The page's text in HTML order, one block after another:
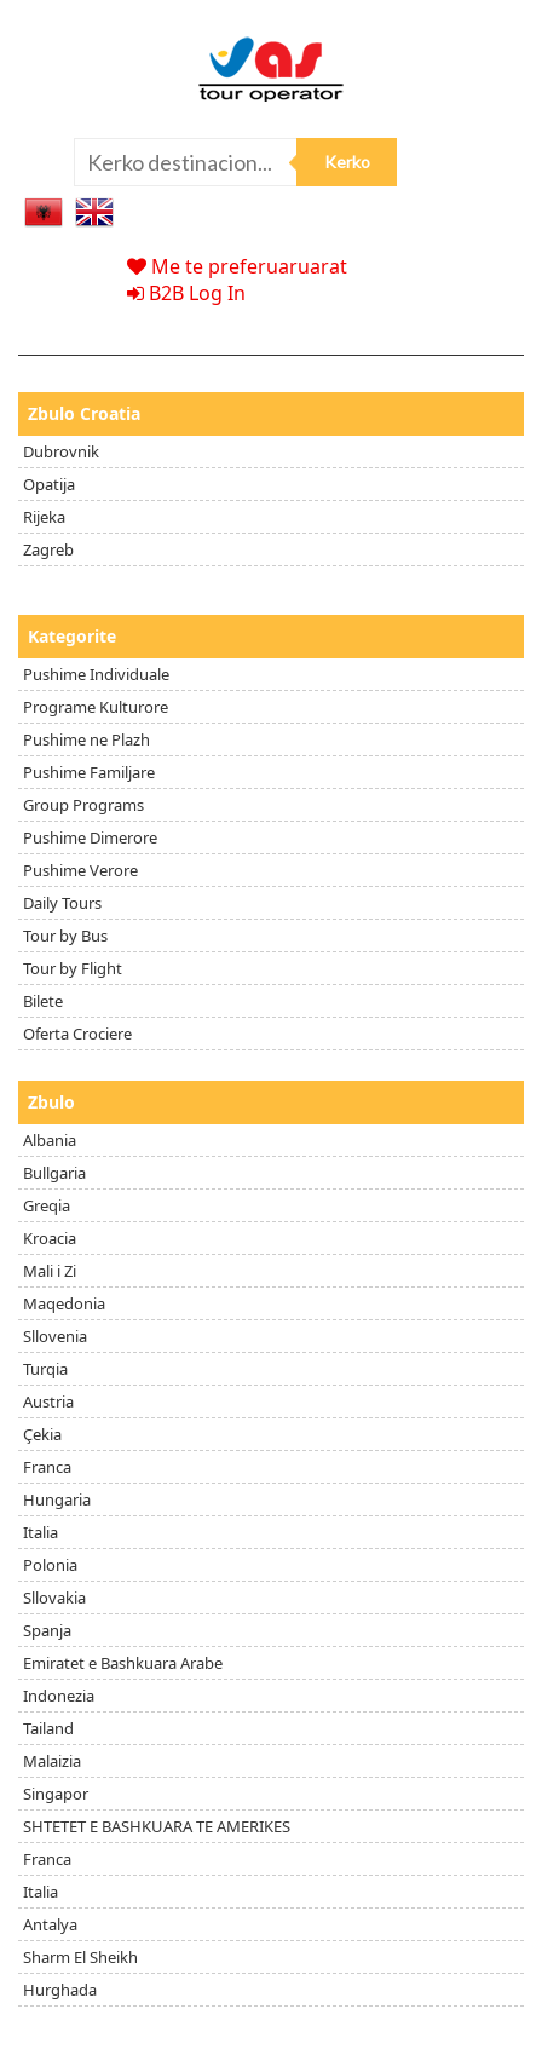
Me te preferuaruarat
B2B Log In
Zbulo Croatia
Dubrovnik
Opatija
Rijeka
Zagreb
Kategorite
Pushime Individuale
Programe Kulturore
Pushime ne Plazh
Pushime Familjare
Group Programs
Pushime Dimerore
Pushime Verore
Daily Tours
Tour by Bus
Tour by Flight
Bilete
Oferta Crociere
Zbulo
Albania
Bullgaria
Greqia
Kroacia
Mali i Zi
Maqedonia
Sllovenia
Turqia
Austria
Çekia
Franca
Hungaria
Italia
Polonia
Sllovakia
Spanja
Emiratet e Bashkuara Arabe
Indonezia
Tailand
Malaizia
Singapor
SHTETET E BASHKUARA TE AMERIKES
Franca
Italia
Antalya
Sharm El Sheikh
Hurghada